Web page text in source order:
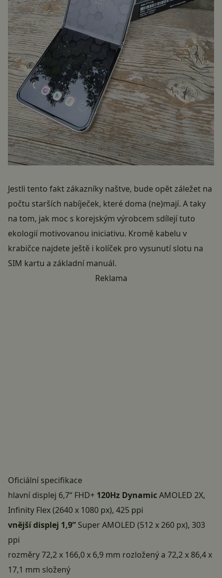
Jestli tento fakt zákazníky naštve, bude opět záležet na
počtu starších nabíječek, které doma (ne)mají. A taky
na tom, jak moc s korejským výrobcem sdílejí tuto
ekologií motivovanou iniciativu. Kromě kabelu v
krabičce najdete ještě i kolíček pro vysunutí slotu na
SIM kartu a základní manuál.
Reklama
Oficiální specifikace
hlavní displej 6,7“ FHD+ 120Hz DynamicAMOLED 2X,
Infinity Flex (2640 x 1080 px), 425 ppi
vnější displej 1,9” Super AMOLED (512 x 260 px), 303
ppi
rozměry 72,2 x 166,0 x 6,9 mm rozložený a 72,2 x 86,4 x
17,1 mm složený